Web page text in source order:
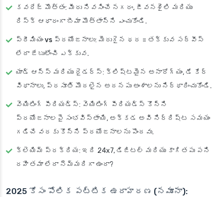
కవరేజ్ మొత్తం: మీరు నివసించే నగరం, జీవనశైలి మరియు
రిస్క్ ఆధారంగా బీమా మొత్తాన్ని ఎంచుకోండి.
ప్రీమియం vs ప్రయోజనాలు: మెరుగైన ధర = తక్కువ సర్వీస్
లేదా జేబులోంచి ఎక్కువ.
యాడ్ ఆన్స్ మరియు రైడర్స్: క్లిష్టమైన అనారోగ్యం, డే కేర్
విధానాలు, ప్రసూతి మొదలైన అదనపు అంశాలను నిర్ధారించుకోండి.
వెయిటింగ్ పీరియడ్స్: వెయిటింగ్ పీరియడ్స్ కొన్ని
ప్రయోజనాలపై సంభవిస్తాయి, అక్కడ అవి నిర్దిష్ట సమయం
గడిచే వరకు కొన్ని ప్రయోజనాలను పొందవు.
క్లెయిమ్ ప్రక్రియ: ఇది 24x7, డిజిటల్ మరియు కాగితపు పని
రహితమా లేదా నెమ్మదిగా ఉందా?
2025 కోసం పోలిక పట్టిక ఉదాహరణ (నమూనా):